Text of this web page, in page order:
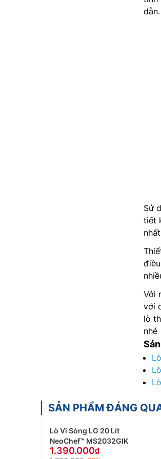
dẫn.
Sử
tiết
Với
với
lò
nhé
SẢN PHẨM ĐÁNG
Lò Vi Sóng LG 20 Lít
NeoChef™ MS2032GIK
1.390.000